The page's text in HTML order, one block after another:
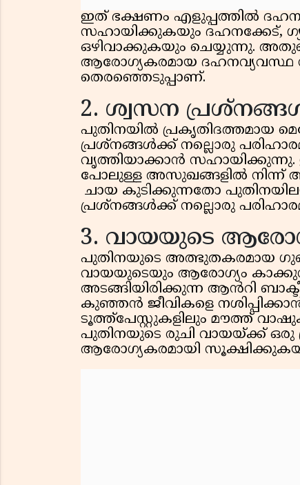
ഇത് ഭക്ഷണം എളുപ്പത്തിൽ
സഹായിക്കുകയും ദഹനക്കേട്,
ഒഴിവാക്കുകയും ചെയ്യുന്നു.
ആരോഗ്യകരമായ ദഹനവ്യവസ്ഥ
തെരഞ്ഞെടുപ്പാണ്.
2. ശ്വസന
പുതിനയിൽ പ്രകൃതിദത്തമായ
പ്രശ്നങ്ങൾക്ക് നല്ലൊരു
വൃത്തിയാക്കാൻ
പോലുള്ള അസുഖങ്ങളിൽ നിന്ന്
ചായ കുടിക്കുന്നതോ
പ്രശ്നങ്ങൾക്ക് നല്ലൊരു
3. വായയുടെ
പുതിനയുടെ അത്ഭുതകരമായ
വായയുടെയും ആരോഗ്യം
അടങ്ങിയിരിക്കുന്ന ആൻറി
കുഞ്ഞൻ ജീവികളെ
ടൂത്ത്‌പേസ്റ്റുകളിലും മൗത്ത്
പുതിനയുടെ രുചി വായയ്ക്ക് ഒരു
ആരോഗ്യകരമായി